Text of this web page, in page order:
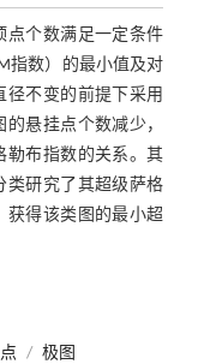
点个数满足一定条件
指数）的最小值及对
径不变的前提下采用
悬挂点个数减少，
勒布指数的关系。其
类研究了其超级萨格
获得该类图的最小超
/ 极图